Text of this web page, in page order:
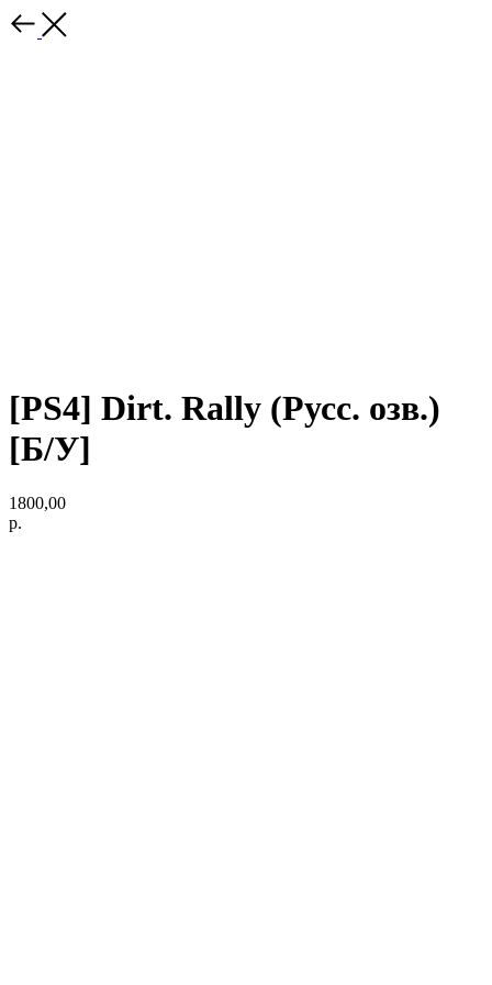
[PS4] Dirt. Rally (Русс. озв.)
[Б/У]
1800,00
р.